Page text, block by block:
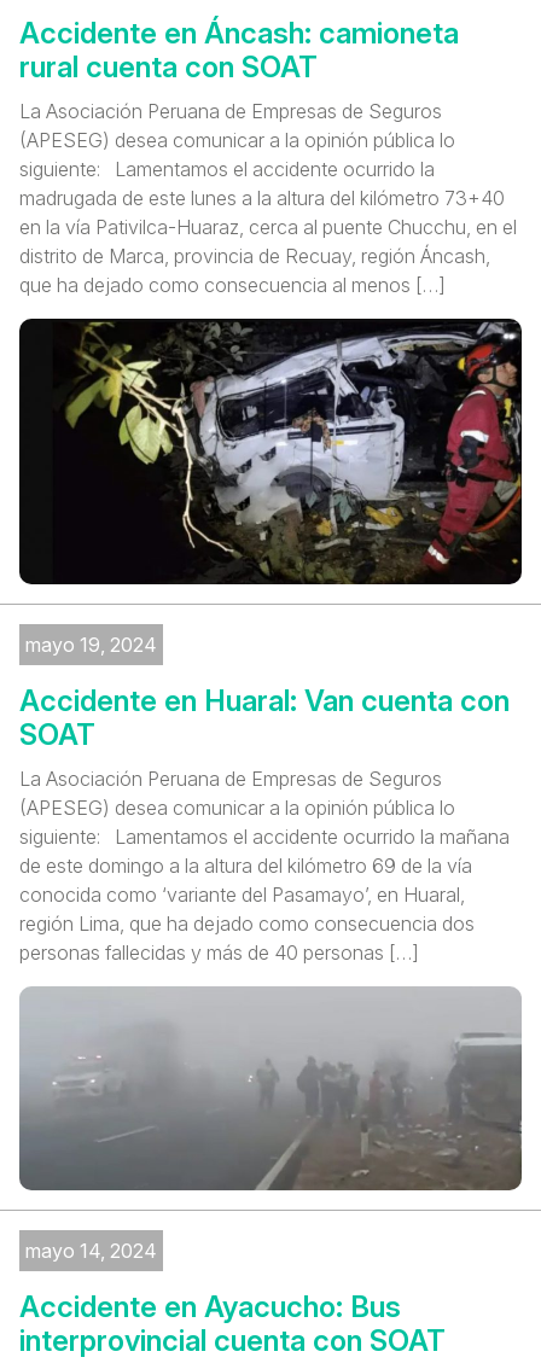
Accidente en Áncash: camioneta
rural cuenta con SOAT
La Asociación Peruana de Empresas de Seguros
(APESEG) desea comunicar a la opinión pública lo
siguiente: Lamentamos el accidente ocurrido la
madrugada de este lunes a la altura del kilómetro 73+40
en la vía Pativilca-Huaraz, cerca al puente Chucchu, en el
distrito de Marca, provincia de Recuay, región Áncash,
que ha dejado como consecuencia al menos […]
mayo 19, 2024
Accidente en Huaral: Van cuenta con
SOAT
La Asociación Peruana de Empresas de Seguros
(APESEG) desea comunicar a la opinión pública lo
siguiente: Lamentamos el accidente ocurrido la mañana
de este domingo a la altura del kilómetro 69 de la vía
conocida como ‘variante del Pasamayo’, en Huaral,
región Lima, que ha dejado como consecuencia dos
personas fallecidas y más de 40 personas […]
mayo 14, 2024
Accidente en Ayacucho: Bus
interprovincial cuenta con SOAT